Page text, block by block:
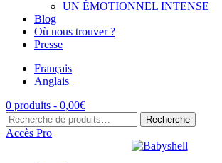
UN ÉMOTIONNEL INTENSE
Blog
Où nous trouver ?
Presse
Français
Anglais
0 produits - 0,00€
Recherche
pour :
Recherche
Accès Pro